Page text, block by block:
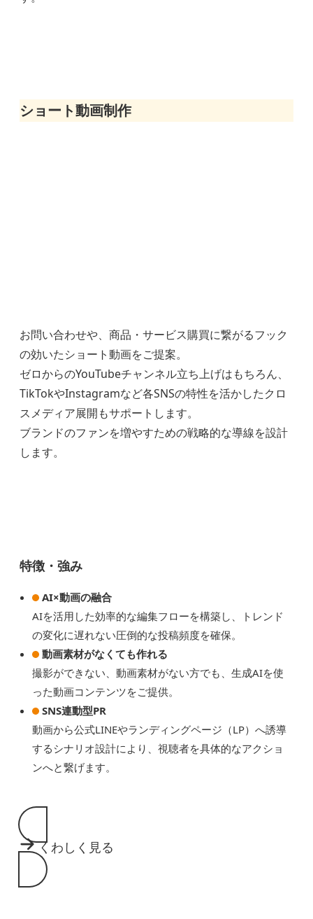
ショート動画制作
お問い合わせや、商品・サービス購買に繋がるフック
の効いたショート動画をご提案。
ゼロからのYouTubeチャンネル立ち上げはもちろん、
TikTokやInstagramなど各SNSの特性を活かしたクロ
スメディア展開もサポートします。
ブランドのファンを増やすための戦略的な導線を設計
します。
特徴・強み
AI×動画の融合
AIを活用した効率的な編集フローを構築し、トレンド
の変化に遅れない圧倒的な投稿頻度を確保。
動画素材がなくても作れる
撮影ができない、動画素材がない方でも、生成AIを使
った動画コンテンツをご提供。
SNS連動型PR
動画から公式LINEやランディングページ（LP）へ誘導
するシナリオ設計により、視聴者を具体的なアクショ
ンへと繋げます。
くわしく見る